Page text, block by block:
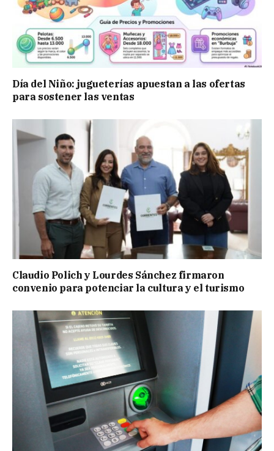
Día del Niño: jugueterías apuestan a las ofertas
para sostener las ventas
Claudio Polich y Lourdes Sánchez firmaron
convenio para potenciar la cultura y el turismo